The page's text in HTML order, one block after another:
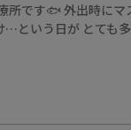
所です🐟 外出時に
という日が とても